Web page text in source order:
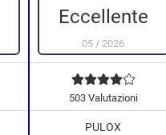
Eccellente
05 / 2026
503 Valutazioni
PULOX